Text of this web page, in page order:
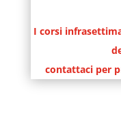
I corsi
contattaci per